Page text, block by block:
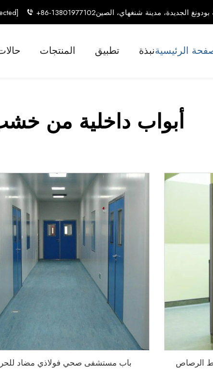
+86-13801977102
الرئيسيةنبذة تطبيق المنتجات
أبواب داخلية من
الرصاص باب مستشفى صحي فولاذي مضاد